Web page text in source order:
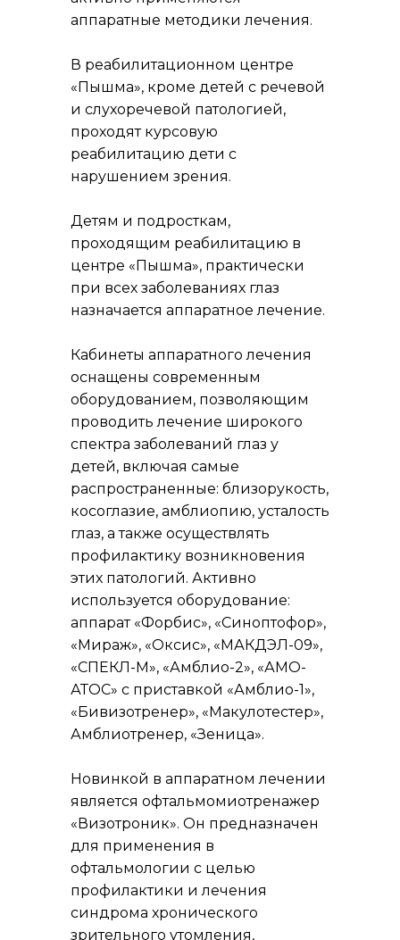
аппаратные методики лечения.
В реабилитационном центре
«Пышма», кроме детей с речевой
и слухоречевой патологией,
проходят курсовую
реабилитацию дети с
нарушением зрения.
Детям и подросткам,
проходящим реабилитацию в
центре «Пышма», практически
при всех заболеваниях глаз
назначается аппаратное лечение.
Кабинеты аппаратного лечения
оснащены современным
оборудованием, позволяющим
проводить лечение широкого
спектра заболеваний глаз у
детей, включая самые
распространенные: близорукость,
косоглазие, амблиопию, усталость
глаз, а также осуществлять
профилактику возникновения
этих патологий. Активно
используется оборудование:
аппарат «Форбис», «Синоптофор»,
«Мираж», «Оксис», «МАКДЭЛ-09»,
«СПЕКЛ-М», «Амблио-2», «АМО-
АТОС» с приставкой «Амблио-1»,
«Бивизотренер», «Макулотестер»,
Амблиотренер, «Зеница».
Новинкой в аппаратном лечении
является офтальмомиотренажер
«Визотроник». Он предназначен
для применения в
офтальмологии с целью
профилактики и лечения
синдрома хронического
зрительного утомления,